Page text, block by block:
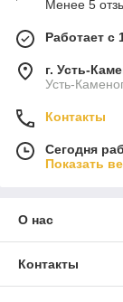
Менее 5
Работает с
г. Усть-
Усть-
Контакты
Сегодня
Показать
О нас
Контакты